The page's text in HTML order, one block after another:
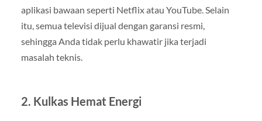
aplikasi bawaan seperti Netflix atau YouTube. Selain
itu, semua televisi dijual dengan garansi resmi,
sehingga Anda tidak perlu khawatir jika terjadi
masalah teknis.
2. Kulkas Hemat Energi